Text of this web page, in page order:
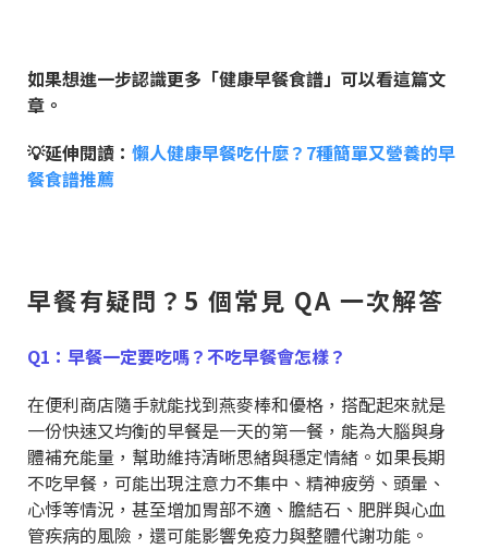
如果想進一步認識更多「健康早餐食譜」可以看這篇文
章。
💡延伸閱讀： 懶人健康早餐吃什麼？7種簡單又營養的早
餐食譜推薦
早餐有疑問？5 個常見 QA 一次解答
Q1：早餐一定要吃嗎？不吃早餐會怎樣？
在便利商店隨手就能找到燕麥棒和優格，搭配起來就是
一份快速又均衡的早餐是一天的第一餐，能為大腦與身
體補充能量，幫助維持清晰思緒與穩定情緒。如果長期
不吃早餐，可能出現注意力不集中、精神疲勞、頭暈、
心悸等情況，甚至增加胃部不適、膽結石、肥胖與心血
管疾病的風險，還可能影響免疫力與整體代謝功能。